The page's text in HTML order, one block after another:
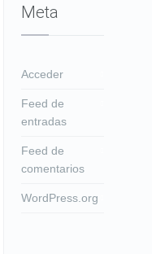
Meta
Acceder
Feed de
entradas
Feed de
comentarios
WordPress.org